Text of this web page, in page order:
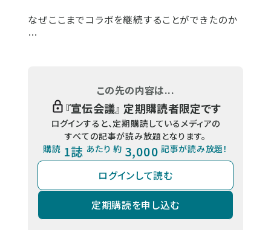
なぜここまでコラボを継続することができたのか
…
この先の内容は...
『宣伝会議』 定期購読者限定です
ログインすると、定期購読しているメディアの
すべての記事が読み放題となります。
購読 1誌 あたり 約 3,000 記事が読み放題！
ログインして読む
定期購読を申し込む